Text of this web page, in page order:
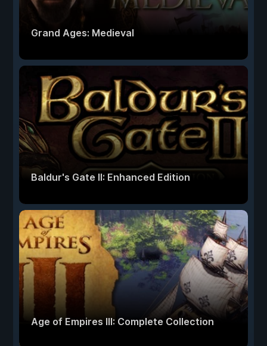
Grand Ages: Medieval
Baldur's Gate II: Enhanced Edition
Age of Empires III: Complete Collection